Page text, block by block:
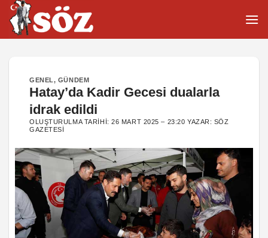
İçeriğe
atla
GENEL, GÜNDEM
Hatay’da Kadir Gecesi dualarla
idrak edildi
OLUŞTURULMA TARIHI:26 MART 2025 – 23:20 YAZAR: SÖZ
GAZETESI